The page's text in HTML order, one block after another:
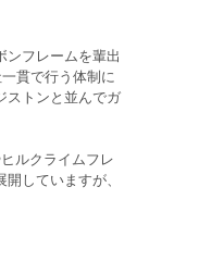
ンフレームを輩出
貫で行う体制に
ストンと並んでガ
ルクライムフレ
していますが、